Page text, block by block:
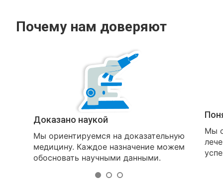
Почему нам доверяют
Доказано наукой
Мы ориентируемся на доказательную
медицину. Каждое назначение можем
обосновать научными данными.
Мы